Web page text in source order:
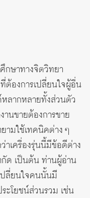
กษาทางจิตวิทยา
ต้องการเปลี่ยนใจผู้อื่น
ลากหลายทั้งส่วนตัว
านขายต้องการขาย
ามใช้เทคนิคต่าง ๆ
าเครื่องรุ่นนี้มีข้อดีต่าง
กัด เป็นต้น ท่านผู้อ่าน
ปลี่ยนใจคนนั้นมี
ะโยชน์ส่วนรวม เช่น